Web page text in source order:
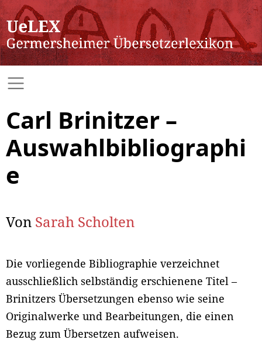
Carl Brinitzer –
Auswahlbibliographi
e
Von Sarah Scholten
Die vorliegende Bibliographie verzeichnet
ausschließlich selbständig erschienene Titel –
Brinitzers Übersetzungen ebenso wie seine
Originalwerke und Bearbeitungen, die einen
Bezug zum Übersetzen aufweisen.